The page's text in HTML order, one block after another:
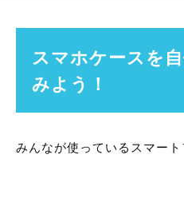
スマホケースを
みよう！
みんなが使っているスマート